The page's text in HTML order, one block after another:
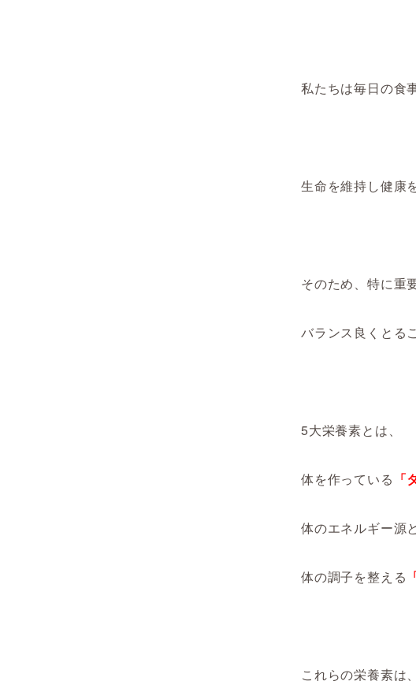
私たちは毎日の食
生命を維持し健康
そのため、特に重
バランス良く とる
5大栄養素とは、
体を作っている 「
体のエネルギー源
体の調子を整える
これらの栄養素は